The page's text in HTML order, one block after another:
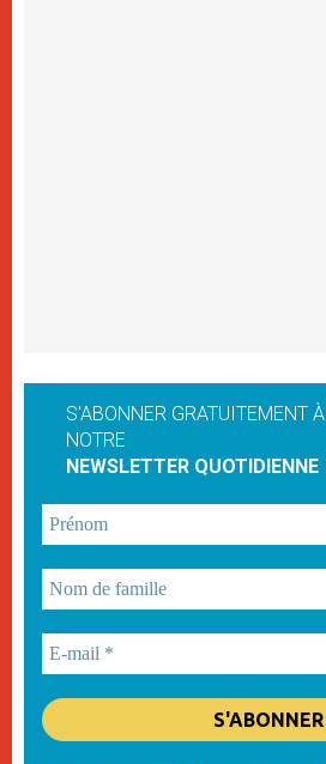
S'ABONNER GRATUITEMENT À
NOTRE
NEWSLETTER QUOTIDIENNE